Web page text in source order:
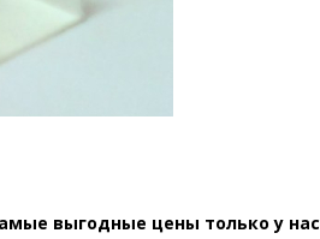
выгодные цены только у нас